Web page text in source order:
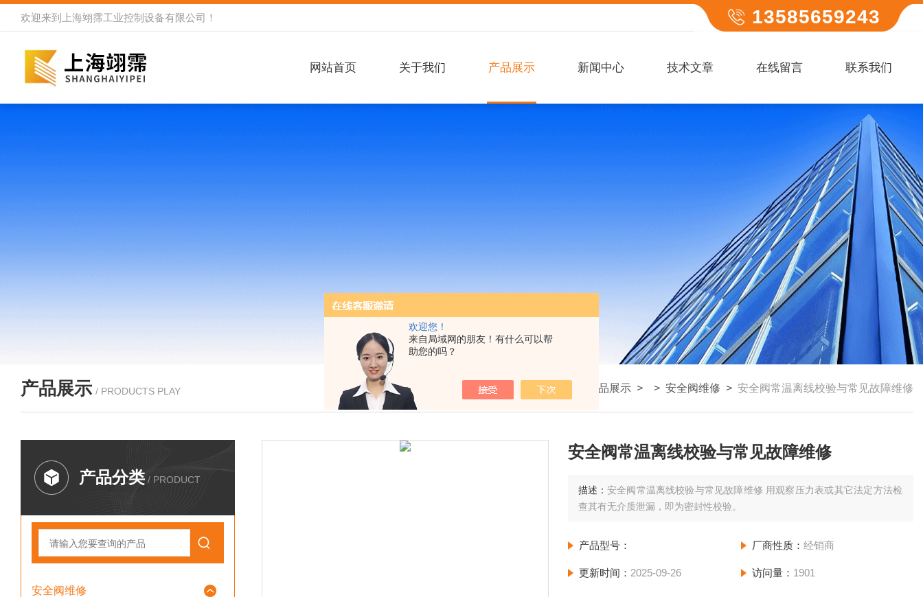
欢迎您！
来自局域网的朋友！有什么可以帮
助您的吗？
欢迎来到 上海翊霈工业控制设备有限公司 ！ 13585659243
网站首页 关于我们 产品展示 新闻中心 技术文章 在线留言 联系我们
产品展示 / PRODUCTS PLAY 我的位置：首页 产品展示 > > 安全阀维修 > 安全阀常温离线校验与常见故障维修
产品分类 / PRODUCT
安全阀维修
安全阀常温离线校验与常见故障维修
描述：安全阀常温离线校验与常见故障维修 用观察压力表或其它法定方法检
查其有无介质泄漏，即为密封性校验。
产品型号： 厂商性质： 经销商
更新时间： 2025-09-26 访问量： 1901